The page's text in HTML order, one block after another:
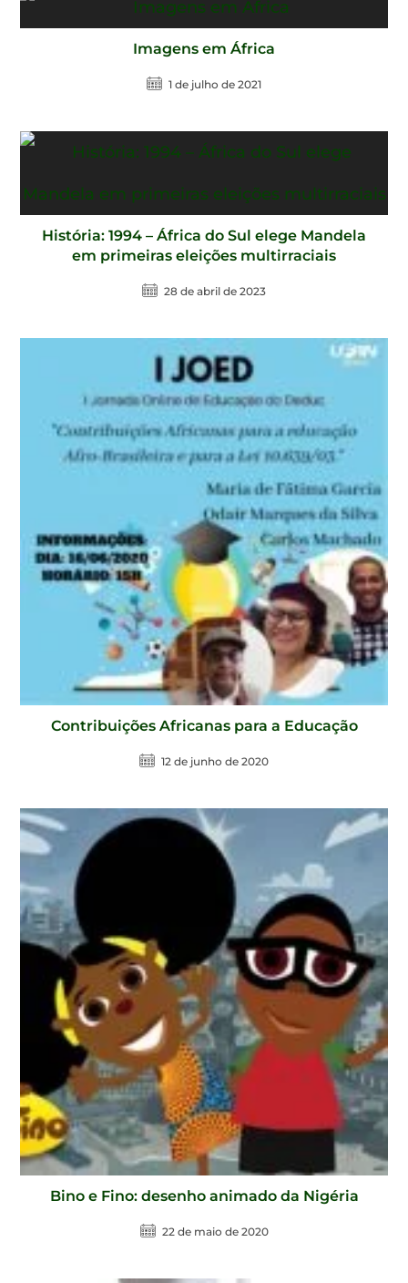
Imagens em África
1 de julho de 2021
História: 1994 – África do Sul elege Mandela
em primeiras eleições multirraciais
28 de abril de 2023
Contribuições Africanas para a Educação
12 de junho de 2020
Bino e Fino: desenho animado da Nigéria
22 de maio de 2020